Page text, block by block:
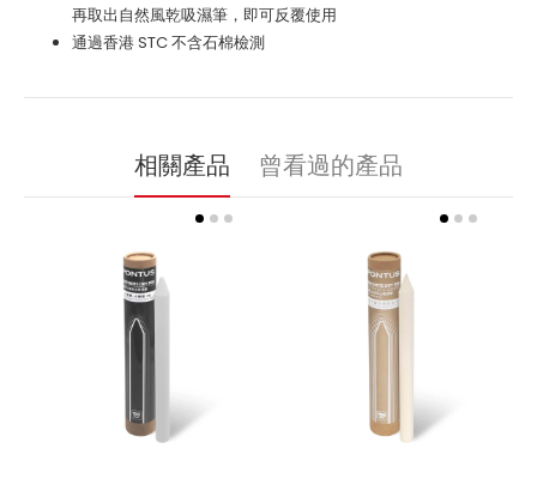
再取出自然風乾吸濕筆，即可反覆使用
通過香港 STC 不含石棉檢測
相關產品 曾看過的產品